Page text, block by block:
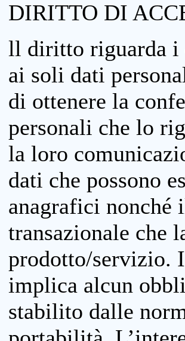
DIRITTO DI
ll diritto riguarda i
ai soli dati
di ottenere la
personali che lo
la loro
dati che possono
anagrafici nonché
transazionale che
prodotto/servizio.
implica alcun
stabilito dalle